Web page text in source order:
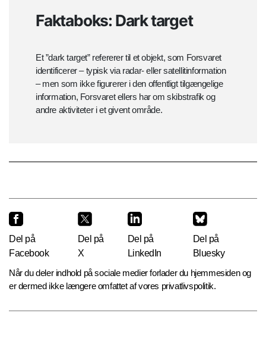
Faktaboks: Dark target
Et ”dark target” refererer til et objekt, som Forsvaret
identificerer – typisk via radar- eller satellitinformation
– men som ikke figurerer i den offentligt tilgængelige
information, Forsvaret ellers har om skibstrafik og
andre aktiviteter i et givent område.
Del på
Facebook
Del på
X
Del på
LinkedIn
Del på
Bluesky
Når du deler indhold på sociale medier forlader du hjemmesiden og
er dermed ikke længere omfattet af vores privatlivspolitik.